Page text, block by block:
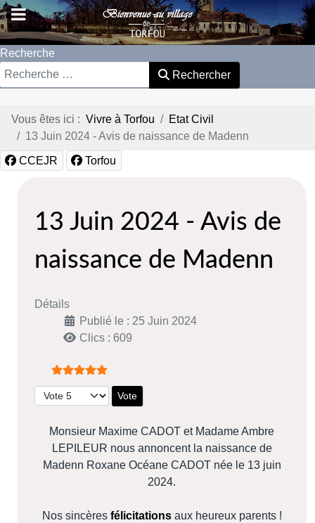
Recherche
Rechercher
Vous êtes ici : Vivre à Torfou
Etat Civil
13 Juin 2024 - Avis de naissance de Madenn
CCEJR Torfou
13 Juin 2024 - Avis de
naissance de Madenn
Détails
Publié le : 25 Juin 2024
Clics : 609
Vote utilisateur:5/5
Veuillez voter
Monsieur Maxime CADOT et Madame Ambre
LEPILEUR nous annoncent la naissance de
Madenn Roxane Océane CADOT née le 13 juin
2024.
Nos sincères félicitationsaux heureux parents !